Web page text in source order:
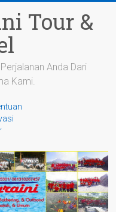
Tour &
Anda Dari
Kami.